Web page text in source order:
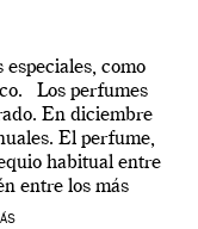
como
Los perfumes
En diciembre
El perfume,
habitual entre
entre los más
[…]